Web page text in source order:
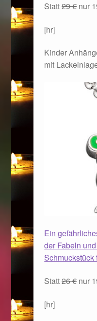
Statt29 €nur
[hr]
Kinder
mit
Ein
der Fabeln
Statt26 €nur
[hr]